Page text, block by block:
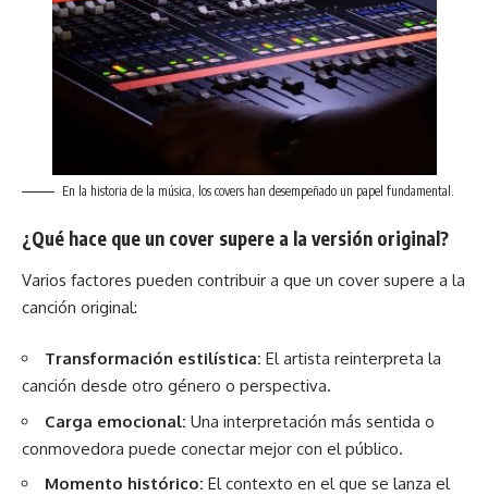
En la historia de la música, los covers han desempeñado un papel fundamental.
¿Qué hace que un cover supere a la versión original?
Varios factores pueden contribuir a que un cover supere a la
canción original:
Transformación estilística: El artista reinterpreta la
canción desde otro género o perspectiva.
Carga emocional: Una interpretación más sentida o
conmovedora puede conectar mejor con el público.
Momento histórico: El contexto en el que se lanza el